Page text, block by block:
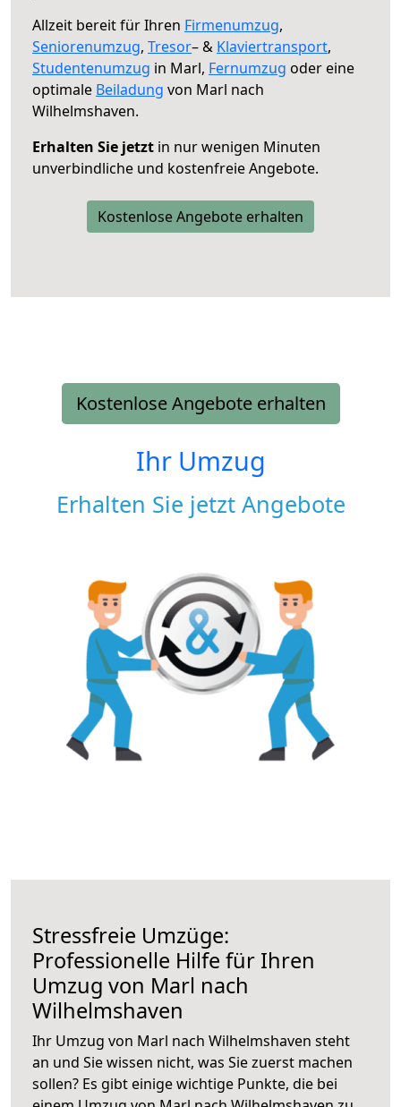
Allzeit bereit für Ihren Firmenumzug,
Seniorenumzug, Tresor– & Klaviertransport,
Studentenumzug in Marl, Fernumzug oder eine
optimale Beiladung von Marl nach
Wilhelmshaven.
Erhalten Sie jetzt in nur wenigen Minuten
unverbindliche und kostenfreie Angebote.
Kostenlose Angebote erhalten
Kostenlose Angebote erhalten
Ihr Umzug
Erhalten Sie jetzt Angebote
Stressfreie Umzüge:
Professionelle Hilfe für Ihren
Umzug von Marl nach
Wilhelmshaven
Ihr Umzug von Marl nach Wilhelmshaven steht
an und Sie wissen nicht, was Sie zuerst machen
sollen? Es gibt einige wichtige Punkte, die bei